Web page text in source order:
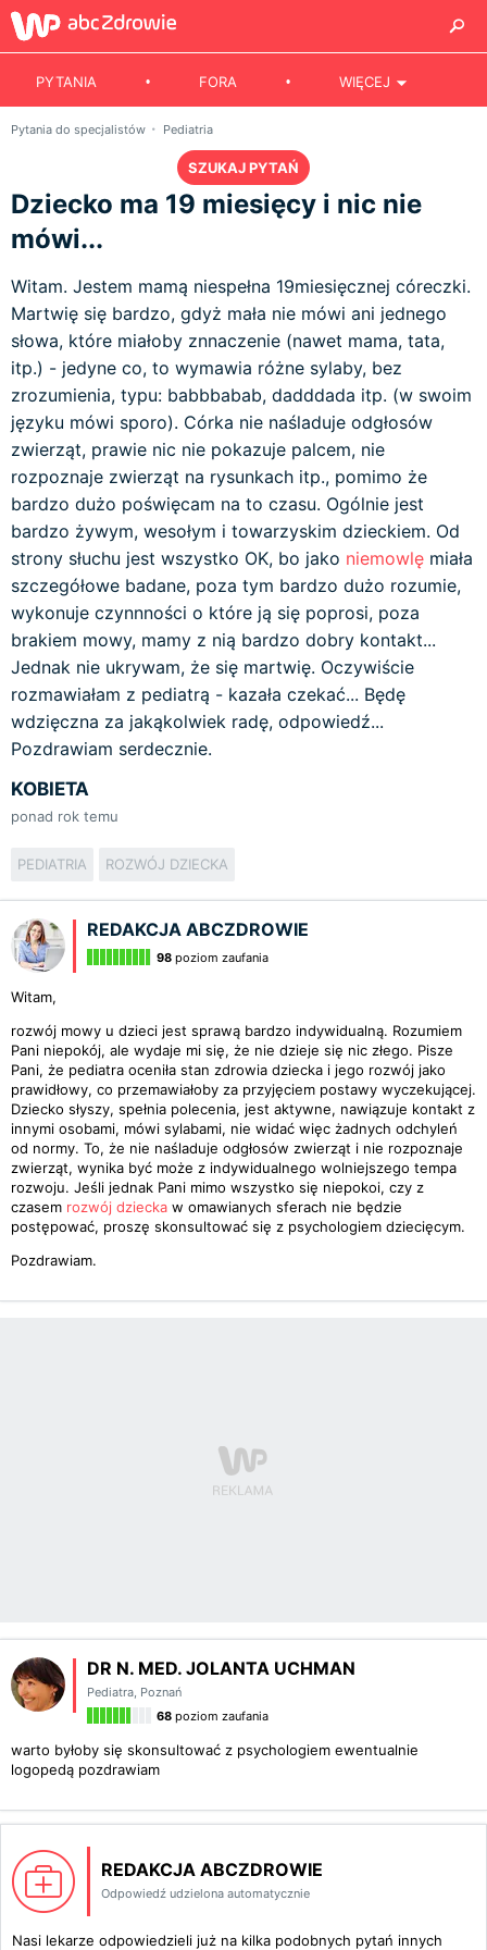
PYTANIA FORA WIĘCEJ
Pytania do specjalistów Pediatria
SZUKAJ PYTAŃ
Dziecko ma 19 miesięcy i nic nie
mówi...
Witam. Jestem mamą niespełna 19miesięcznej córeczki.
Martwię się bardzo, gdyż mała nie mówi ani jednego
słowa, które miałoby znnaczenie (nawet mama, tata,
itp.) - jedyne co, to wymawia różne sylaby, bez
zrozumienia, typu: babbbabab, dadddada itp. (w swoim
języku mówi sporo). Córka nie naśladuje odgłosów
zwierząt, prawie nic nie pokazuje palcem, nie
rozpoznaje zwierząt na rysunkach itp., pomimo że
bardzo dużo poświęcam na to czasu. Ogólnie jest
bardzo żywym, wesołym i towarzyskim dzieckiem. Od
strony słuchu jest wszystko OK, bo jako niemowlę miała
szczegółowe badane, poza tym bardzo dużo rozumie,
wykonuje czynnności o które ją się poprosi, poza
brakiem mowy, mamy z nią bardzo dobry kontakt...
Jednak nie ukrywam, że się martwię. Oczywiście
rozmawiałam z pediatrą - kazała czekać... Będę
wdzięczna za jakąkolwiek radę, odpowiedź...
Pozdrawiam serdecznie.
KOBIETA
ponad rok temu
PEDIATRIA ROZWÓJ DZIECKA
REDAKCJA ABCZDROWIE
98 poziom zaufania
Witam,
rozwój mowy u dzieci jest sprawą bardzo indywidualną. Rozumiem
Pani niepokój, ale wydaje mi się, że nie dzieje się nic złego. Pisze
Pani, że pediatra oceniła stan zdrowia dziecka i jego rozwój jako
prawidłowy, co przemawiałoby za przyjęciem postawy wyczekującej.
Dziecko słyszy, spełnia polecenia, jest aktywne, nawiązuje kontakt z
innymi osobami, mówi sylabami, nie widać więc żadnych odchyleń
od normy. To, że nie naśladuje odgłosów zwierząt i nie rozpoznaje
zwierząt, wynika być może z indywidualnego wolniejszego tempa
rozwoju. Jeśli jednak Pani mimo wszystko się niepokoi, czy z
czasem rozwój dziecka w omawianych sferach nie będzie
postępować, proszę skonsultować się z psychologiem dziecięcym.
Pozdrawiam.
DR N. MED. JOLANTA UCHMAN
Pediatra, Poznań
68 poziom zaufania
warto byłoby się skonsultować z psychologiem ewentualnie
logopedą pozdrawiam
REDAKCJA ABCZDROWIE
Odpowiedź udzielona automatycznie
Nasi lekarze odpowiedzieli już na kilka podobnych pytań innych